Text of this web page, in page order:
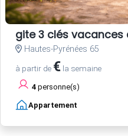
gite 3 clés
Hautes-Pyrénées 65
à partir de € la semaine
4 personne(s)
Appartement